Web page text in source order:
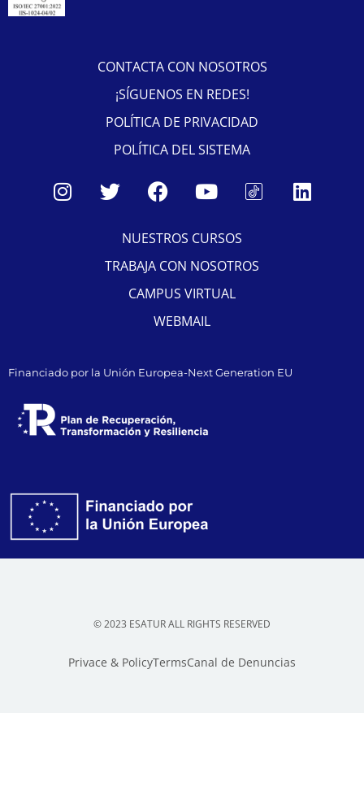
CONTACTA CON NOSOTROS
¡SÍGUENOS EN REDES!
POLÍTICA DE PRIVACIDAD
POLÍTICA DEL SISTEMA
NUESTROS CURSOS
TRABAJA CON NOSOTROS
CAMPUS VIRTUAL
WEBMAIL
Financiado por la Unión Europea-Next Generation EU
© 2023 ESATUR ALL RIGHTS RESERVED
Privace & PolicyTermsCanal de Denuncias